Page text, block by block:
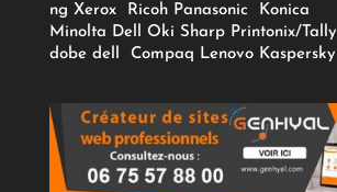
ng Xerox Ricoh Panasonic
Konica
Minolta Dell Oki Sharp Printonix/Tally
dobe dell Compaq Lenovo Kaspersky